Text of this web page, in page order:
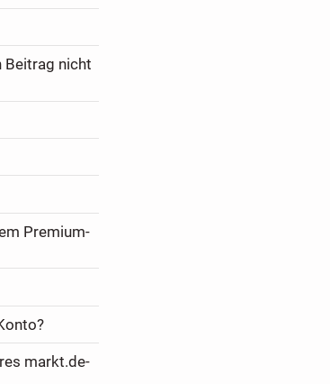
Beitrag nicht
Premium-
markt.de-